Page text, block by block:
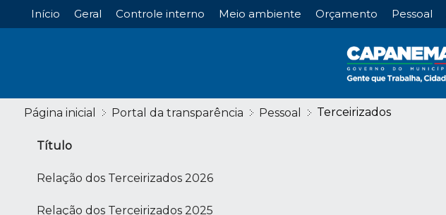
Início Geral Controle interno Meio ambiente Orçamento Pessoal
Página inicial Portal da transparência Pessoal Terceirizados
Título
Relação dos Terceirizados 2026
Relação dos Terceirizados 2025